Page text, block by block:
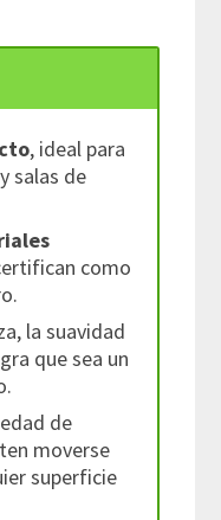
, ideal para
salas de
como
la suavidad
que sea un
de
moverse
superficie